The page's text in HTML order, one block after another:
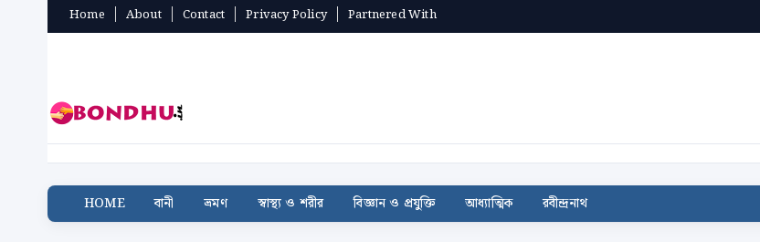
Home About Contact Privacy Policy Partnered With
HOME বানী ভ্রমণ স্বাস্থ্য ও শরীর বিজ্ঞান ও প্রযুক্তি আধ্যাত্মিক রবীন্দ্রনাথ